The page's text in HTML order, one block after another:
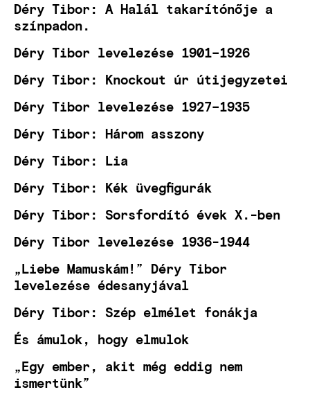
Déry Tibor: A Halál takarítónője a
színpadon.
Déry Tibor levelezése 1901–1926
Déry Tibor: Knockout úr útijegyzetei
Déry Tibor levelezése 1927–1935
Déry Tibor: Három asszony
Déry Tibor: Lia
Déry Tibor: Kék üvegfigurák
Déry Tibor: Sorsfordító évek X.-ben
Déry Tibor levelezése 1936-1944
„Liebe Mamuskám!” Déry Tibor
levelezése édesanyjával
Déry Tibor: Szép elmélet fonákja
És ámulok, hogy elmulok
„Egy ember, akit még eddig nem
ismertünk”